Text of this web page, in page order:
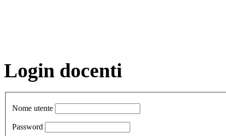
Login docenti
Nome utente
Password